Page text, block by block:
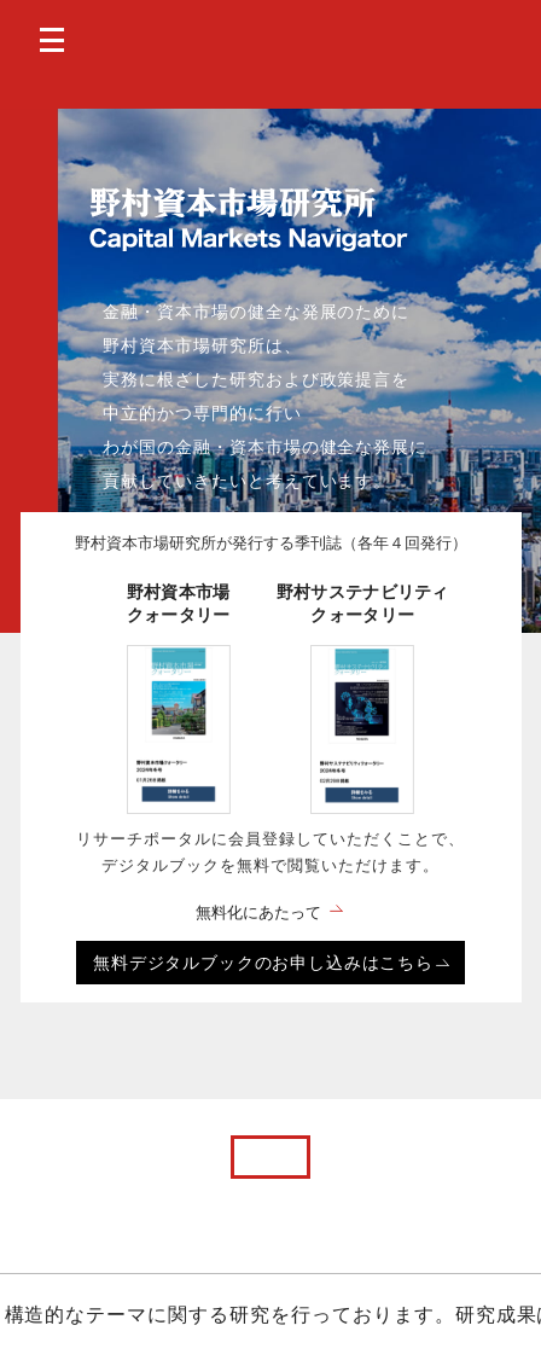
金融・資本市場の健全な発展のために
野村資本市場研究所は、
実務に根ざした研究および政策提言を
中立的かつ専門的に行い
わが国の金融・資本市場の健全な発展に
貢献していきたいと考えています。
野村資本市場研究所が発行する季刊誌（各年４回発行）
野村資本市場
クォータリー
野村サステナビリティ
クォータリー
リサーチポータルに会員登録していただくことで、
デジタルブックを無料で閲覧いただけます。
無料化にあたって
無料デジタルブックのお申し込みはこちら
的なテーマに関する研究を行っております。研究